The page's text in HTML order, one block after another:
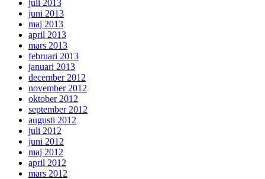
juli 2013
juni 2013
maj 2013
april 2013
mars 2013
februari 2013
januari 2013
december 2012
november 2012
oktober 2012
september 2012
augusti 2012
juli 2012
juni 2012
maj 2012
april 2012
mars 2012